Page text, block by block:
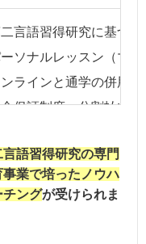
言語習得研究に基づ
ソナルレッスン（マ
ラインと通学の併用も
保証制度、分割払い
ソナルトレーニング
セミパーソナルコー
セミパーソナルコー
言語習得研究の専門
業で培ったノウハ
チングが受けられま